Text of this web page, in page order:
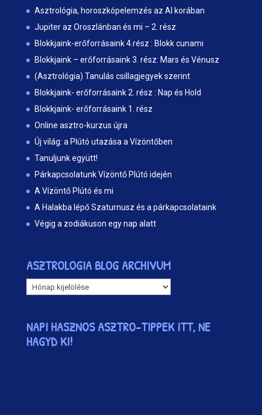
Asztrológia, horoszkópelemzés az AI korában
Jupiter az Oroszlánban és mi – 2. rész
Blokkjaink-erőforrásaink 4.rész : Blokk cunami
Blokkjaink – erőforrásaink 3. rész: Mars és Vénusz
(Asztrológia) Tanulás csillagjegyek szerint
Blokkjaink- erőforrásaink 2. rész : Nap és Hold
Blokkjaink- erőforrásaink 1. rész
Online asztro-kurzus újra
Új világ: a Plútó utazása a Vízöntőben
Tanuljunk együtt!
Párkapcsolatunk Vízöntő Plútó idején
A Vízöntő Plútó és mi
A Halakba lépő Szaturnusz és a párkapcsolataink
Végig a zodiákuson egy nap alatt
ASZTROLOGIA BLOG ARCHIVUM
ASZTROLOGIA
BLOG
NAPI HASZNOS ASZTRO-TIPPEK ITT, NE
HAGYD KI!